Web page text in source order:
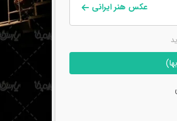
عکس هنر ایرانی